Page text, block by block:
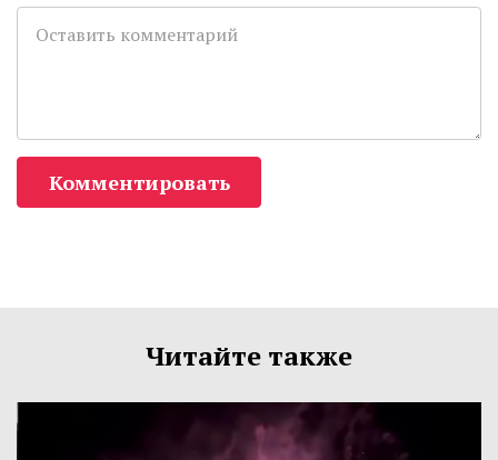
Комментировать
Читайте также